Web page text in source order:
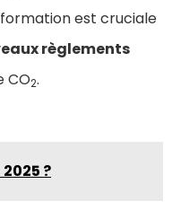
est cruciale
règlements
CO2.
?